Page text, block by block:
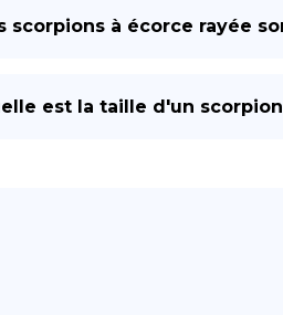
scorpions à écorce rayée
est la taille d'un